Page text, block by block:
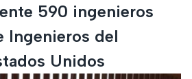
590 ingenieros
Ingenieros del
Unidos